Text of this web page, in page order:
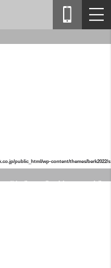
public_html/wp-content/themes/berk2022/s
null in/home/berkhouseweb/